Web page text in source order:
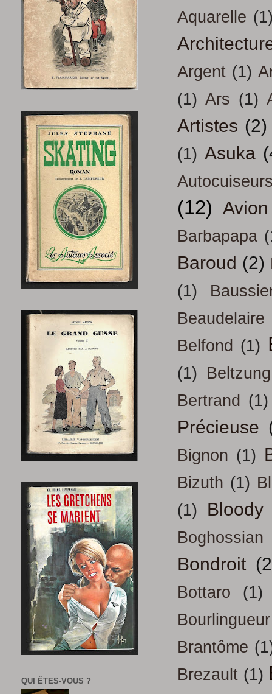
Aquarelle
Argent (1)
(1) Ars (1)
Artistes (2)
(1) Asuka
(12) Avion
Barbapapa
Baroud (2)
(1)
Beaudelaire
Belfond (1)
(1) Beltzung
Bertrand (1)
Précieuse
Bignon (1)
Bizuth (1)
(1)
Bloody
Boghossian
Bondroit
Bottaro
(1)
Bourlingueur
Brantôme
Brezault (1)
QUI ÊTES-VOUS ?